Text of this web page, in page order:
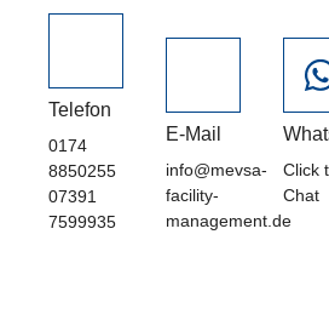
Telefon
0174
8850255
07391
7599935
E-Mail
info@mevsa-
facility-
management.de
Click
Chat